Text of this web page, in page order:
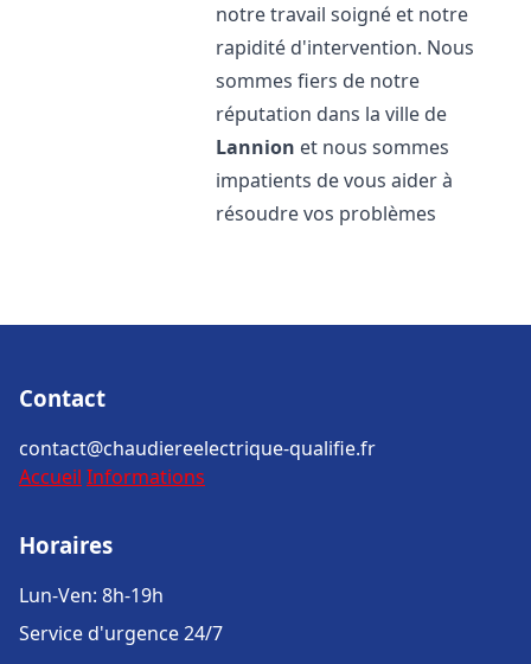
notre travail soigné et notre
rapidité d'intervention. Nous
sommes fiers de notre
réputation dans la ville de
Lannion et nous sommes
impatients de vous aider à
résoudre vos problèmes
Contact
contact@chaudiereelectrique-qualifie.fr
Accueil Informations
Horaires
Lun-Ven: 8h-19h
Service d'urgence 24/7